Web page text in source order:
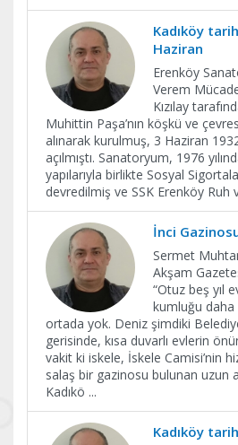
Kadıköy
Haziran
Erenköy
Verem
Kızılay
Muhittin Paşa’nın köşkü ve
alınarak kurulmuş, 3 Haziran
açılmıştı. Sanatoryum, 1976
yapılarıyla birlikte Sosyal
devredilmiş ve SSK Erenköy Ruh
İnci
Sermet
Akşam
“Otuz beş yıl
kumluğu daha
ortada yok. Deniz şimdiki
gerisinde, kısa duvarlı evlerin
vakit ki iskele, İskele Camisi’nin
salaş bir gazinosu bulunan uzun
Kadıkö ...
Kadıköy